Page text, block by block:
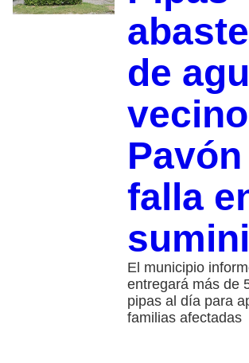
de
falla
El municipio
entregará más de
pipas al día para
familias afectadas